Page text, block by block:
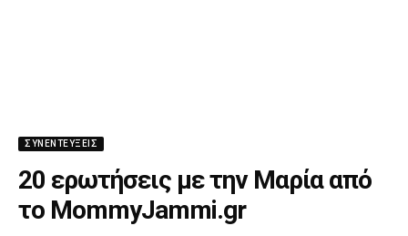
ΣΥΝΕΝΤΕΎΞΕΙΣ
20 ερωτήσεις με την Μαρία από
το MommyJammi.gr